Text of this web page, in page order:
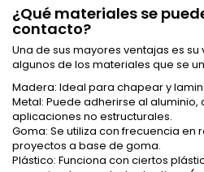
¿Qué materiales se
contacto?
Una de sus mayores ventajas es su
algunos de los materiales que se
Madera: Ideal para chapear y
Metal: Puede adherirse al
aplicaciones no estructurales.
Goma: Se utiliza con frecuencia
proyectos a base de goma.
Plástico: Funciona con ciertos